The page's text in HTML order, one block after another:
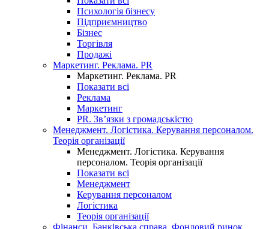
Психологія бізнесу
Підприємництво
Бізнес
Торгівля
Продажі
Маркетинг. Реклама. PR
Маркетинг. Реклама. PR
Показати всі
Реклама
Маркетинг
PR. Зв’язки з громадськістю
Менеджмент. Логістика. Керування персоналом.
Теорія організації
Менеджмент. Логістика. Керування
персоналом. Теорія організації
Показати всі
Менеджмент
Керування персоналом
Логістика
Теорія організації
Фінанси. Банківська справа. Фондовий ринок.